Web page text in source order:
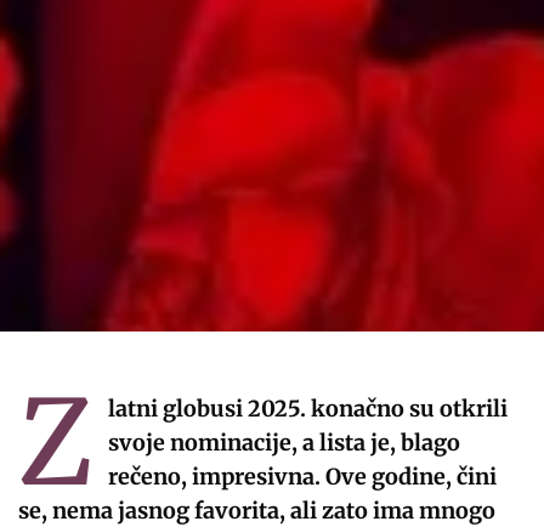
Z
latni globusi 2025. konačno su otkrili
svoje nominacije, a lista je, blago
rečeno, impresivna. Ove godine, čini
se, nema jasnog favorita, ali zato ima mnogo